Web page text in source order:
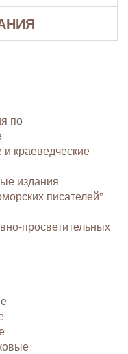
по
краеведческие
издания
писателей”
просветительных